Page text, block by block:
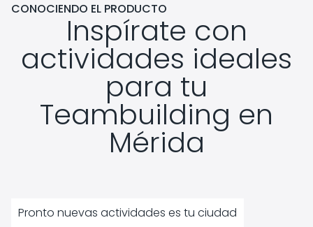
CONOCIENDO EL PRODUCTO
Inspírate con
actividades ideales
para tu
Teambuilding en
Mérida
Pronto nuevas actividades es tu ciudad